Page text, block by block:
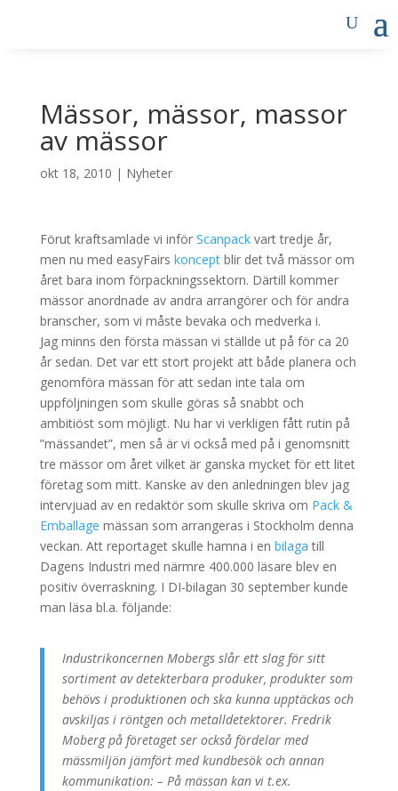
Mässor, mässor, massor
av mässor
okt 18, 2010 | Nyheter
Förut kraftsamlade vi inför Scanpackvart tredje år,
men nu med easyFairs konceptblir det två mässor om
året bara inom förpackningssektorn. Därtill kommer
mässor anordnade av andra arrangörer och för andra
branscher, som vi måste bevaka och medverka i.
Jag minns den första mässan vi ställde ut på för ca 20
år sedan. Det var ett stort projekt att både planera och
genomföra mässan för att sedan inte tala om
uppföljningen som skulle göras så snabbt och
ambitiöst som möjligt. Nu har vi verkligen fått rutin på
”mässandet”, men så är vi också med på i genomsnitt
tre mässor om året vilket är ganska mycket för ett litet
företag som mitt. Kanske av den anledningen blev jag
intervjuad av en redaktör som skulle skriva om Pack &
Emballage mässan som arrangeras i Stockholm denna
veckan. Att reportaget skulle hamna i en bilaga till
Dagens Industri med närmre 400.000 läsare blev en
positiv överraskning. I DI-bilagan 30 september kunde
man läsa bl.a. följande:
Industrikoncernen Mobergs slår ett slag för sitt
sortiment av detekterbara produker, produkter som
behövs i produktionen och ska kunna upptäckas och
avskiljas i röntgen och metalldetektorer. Fredrik
Moberg på företaget ser också fördelar med
mässmiljön jämfört med kundbesök och annan
kommunikation: – På mässan kan vi t.ex.